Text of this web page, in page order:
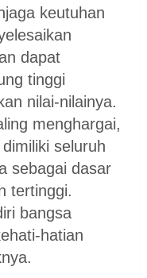
keutuhan
dapat
tinggi
nilai-nilainya.
menghargai,
seluruh
sebagai dasar
tertinggi.
bangsa
hatian